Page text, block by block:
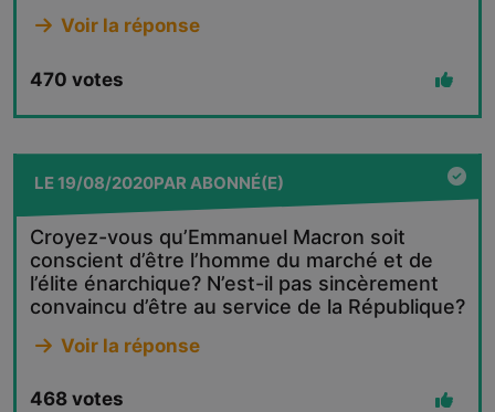
Voir la réponse
470 votes
LE19/08/2020PARABONNÉ(E)
Croyez-vous qu’Emmanuel Macron soit
conscient d’être l’homme du marché et de
l’élite énarchique? N’est-il pas sincèrement
convaincu d’être au service de la République?
Voir la réponse
468 votes